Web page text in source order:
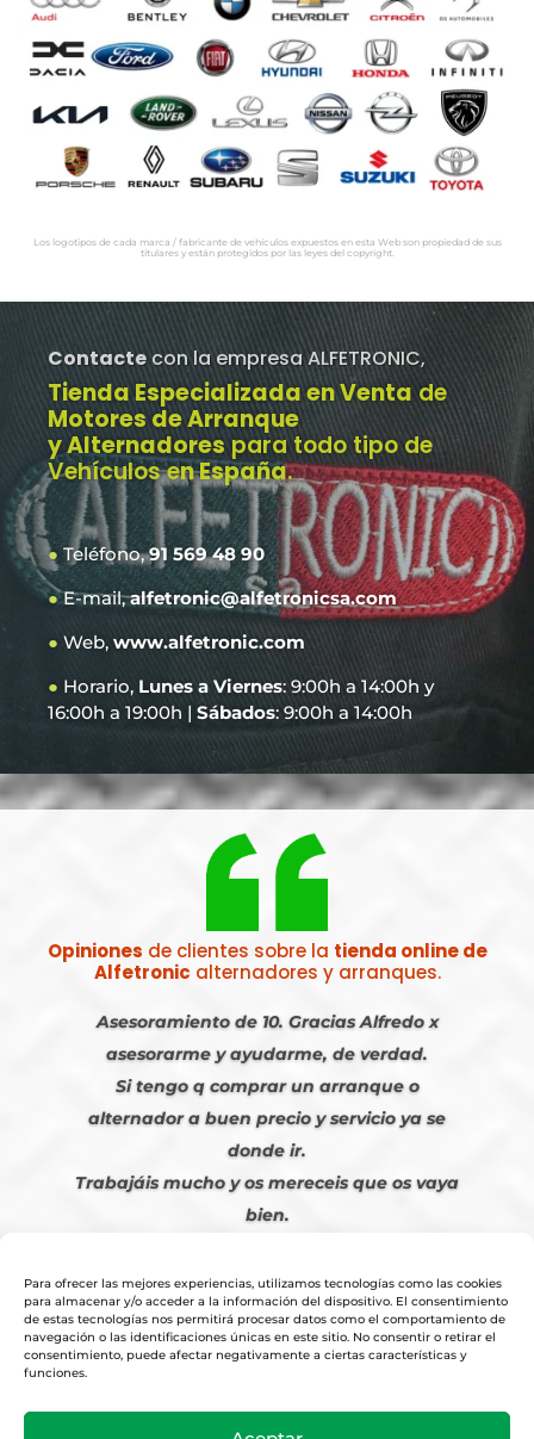
Para ofrecer las mejores experiencias, utilizamos tecnologías como las cookies
para almacenar y/o acceder a la información del dispositivo. El consentimiento
de estas tecnologías nos permitirá procesar datos como el comportamiento de
navegación o las identificaciones únicas en este sitio. No consentir o retirar el
consentimiento, puede afectar negativamente a ciertas características y
funciones.
Los logotipos de cada marca / fabricante de vehículos expuestos en esta Web son propiedad de sus
titulares y están protegidos por las leyes del copyright.
Contacte con la empresa ALFETRONIC,
Tienda Especializada en Venta de
Motores de Arranque
y Alternadores para todo tipo de
Vehículos en España.
●Teléfono,91 569 48 90
●E-mail,alfetronic@alfetronicsa.com
● Web, www.alfetronic.com
● Horario, Lunes a Viernes: 9:00h a 14:00h y
16:00h a 19:00h | Sábados: 9:00h a 14:00h
Opiniones de clientes sobre la tienda online de
Alfetronic alternadores y arranques.
Asesoramiento de 10. Gracias Alfredo x
asesorarme y ayudarme, de verdad.
Si tengo q comprar un arranque o
alternador a buen precio y servicio ya se
donde ir.
Trabajáis mucho y os mereceis que os vaya
bien.